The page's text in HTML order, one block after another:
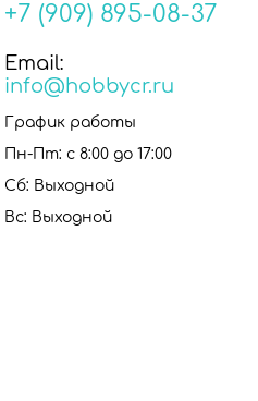
+7 (909) 895-08-37
Email:
info@hobbycr.ru
График работы
Пн-Пт: с 8:00 до 17:00
Сб: Выходной
Вс: Выходной